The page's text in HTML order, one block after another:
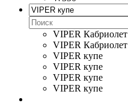
VIPER Кабриолет
VIPER Кабриолет
VIPER купе
VIPER купе
VIPER купе
VIPER купе